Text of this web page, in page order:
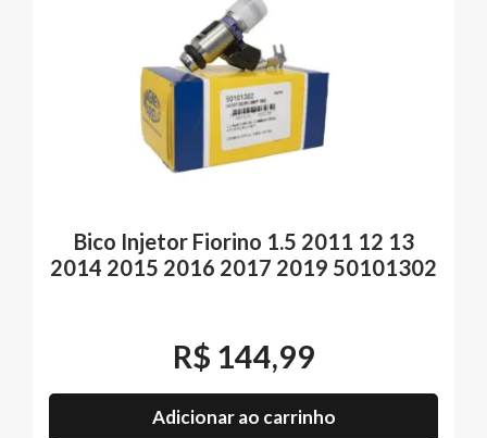
Bico Injetor Fiorino 1.5 2011 12 13
2014 2015 2016 2017 2019 50101302
R$ 144,99
Adicionar ao carrinho